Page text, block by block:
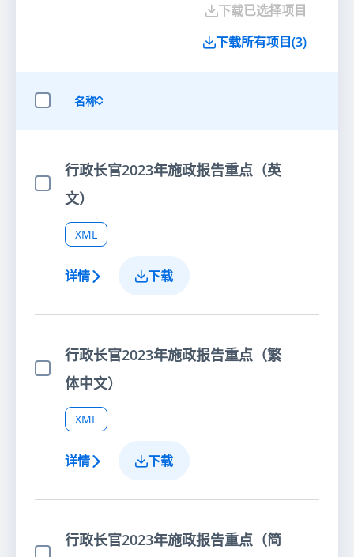
下载已选择项目
下载所有项目(3)
名称
选择项目
行政长官2023年施政报告重点（英
文）
XML
详情 下载
选择项目
行政长官2023年施政报告重点（繁
体中文）
XML
详情 下载
行政长官2023年施政报告重点（简